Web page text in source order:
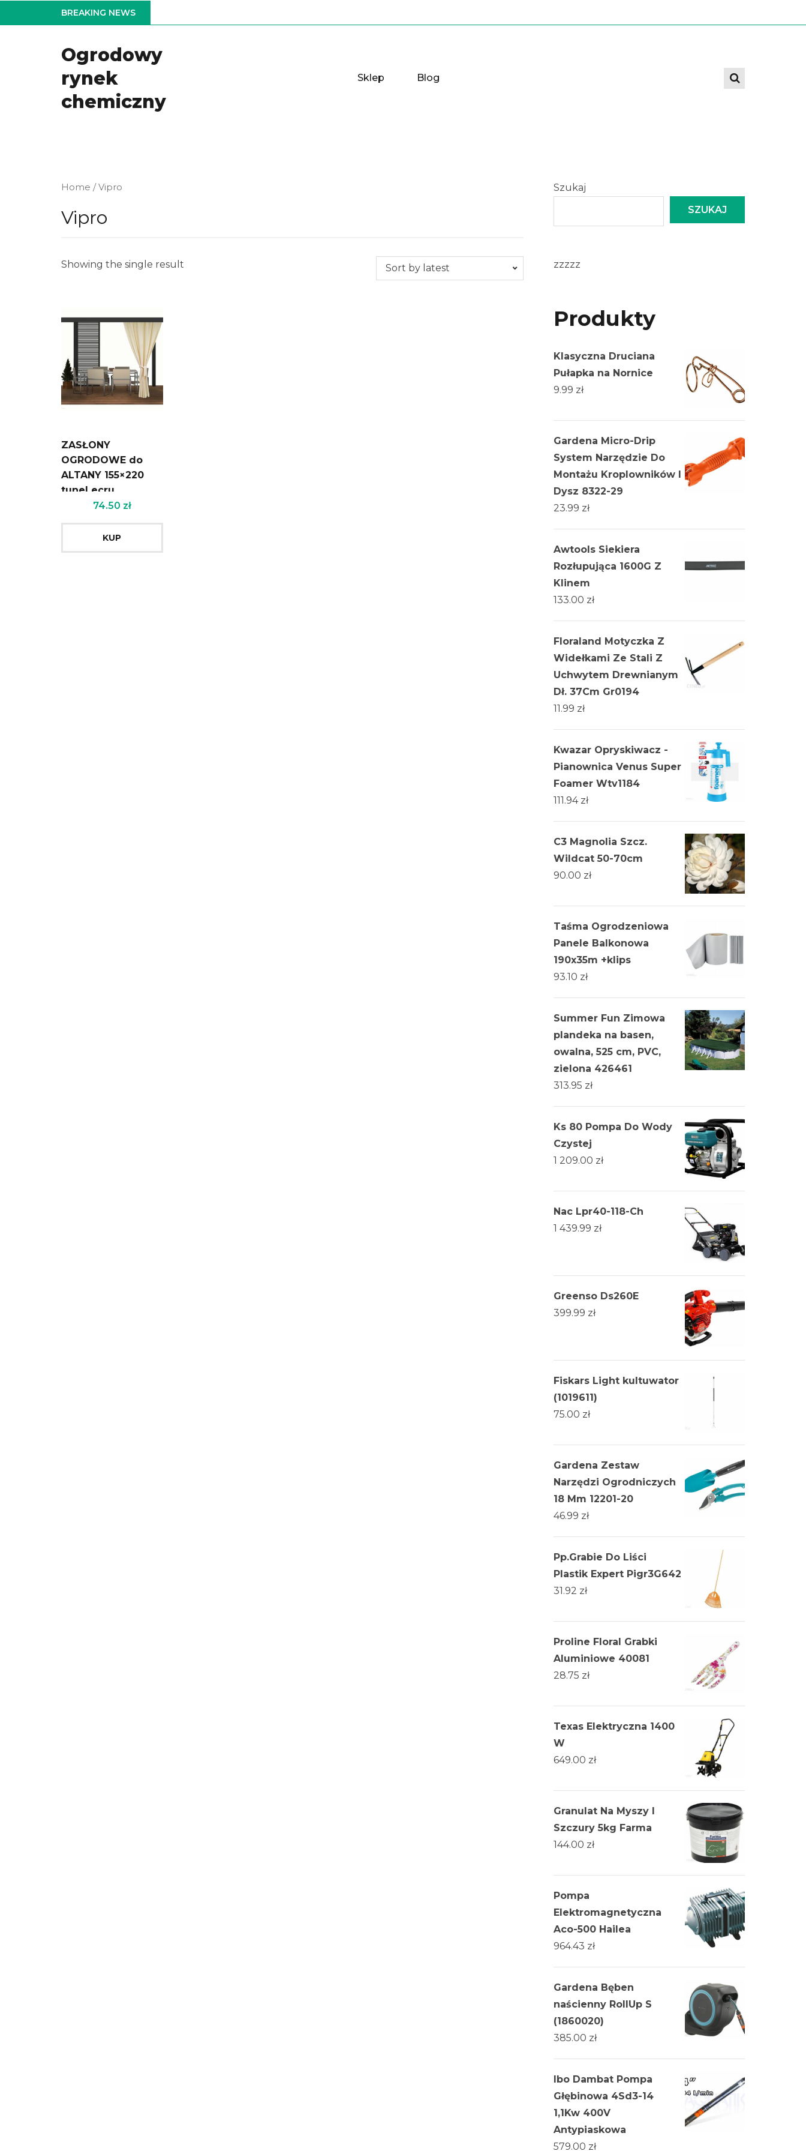
to
BREAKING NEWS
Ogrodowy
rynek
chemiczny
Sklep Blog
Home / Vipro
Vipro
Showing the single result
ZASŁONY
OGRODOWE do
ALTANY 155×220
tunel ecru
74.50 zł
KUP
Szukaj
SZUKAJ
zzzzz
Produkty
Klasyczna Druciana
Pułapka na Nornice
9.99 zł
Gardena Micro-Drip
System Narzędzie Do
Montażu Kroplowników I
Dysz 8322-29
23.99 zł
Awtools Siekiera
Rozłupująca 1600G Z
Klinem
133.00 zł
Floraland Motyczka Z
Widełkami Ze Stali Z
Uchwytem Drewnianym
Dł. 37Cm Gr0194
11.99 zł
Kwazar Opryskiwacz -
Pianownica Venus Super
Foamer Wtv1184
111.94 zł
C3 Magnolia Szcz.
Wildcat 50-70cm
90.00 zł
Taśma Ogrodzeniowa
Panele Balkonowa
190x35m +klips
93.10 zł
Summer Fun Zimowa
plandeka na basen,
owalna, 525 cm, PVC,
zielona 426461
313.95 zł
Ks 80 Pompa Do Wody
Czystej
1 209.00 zł
Nac Lpr40-118-Ch
1 439.99 zł
Greenso Ds260E
399.99 zł
Fiskars Light kultuwator
(1019611)
75.00 zł
Gardena Zestaw
Narzędzi Ogrodniczych
18 Mm 12201-20
46.99 zł
Pp.Grabie Do Liści
Plastik Expert Pigr3G642
31.92 zł
Proline Floral Grabki
Aluminiowe 40081
28.75 zł
Texas Elektryczna 1400
W
649.00 zł
Granulat Na Myszy I
Szczury 5kg Farma
144.00 zł
Pompa
Elektromagnetyczna
Aco-500 Hailea
964.43 zł
Gardena Bęben
naścienny RollUp S
(1860020)
385.00 zł
Ibo Dambat Pompa
Głębinowa 4Sd3-14
1,1Kw 400V
Antypiaskowa
579.00 zł